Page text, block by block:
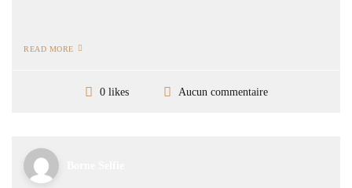
READ MORE
0 likes Aucun commentaire